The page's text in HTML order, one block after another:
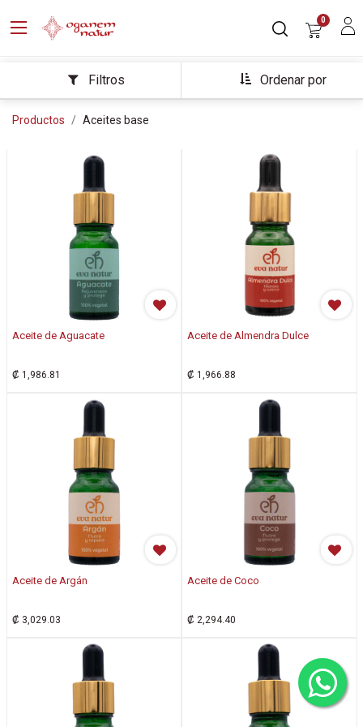
0
Ordenar por
Filtros
Productos Aceites base
Aceite de Aguacate
₡ 1,986.81
Aceite de Almendra Dulce
₡ 1,966.88
Aceite de Argán
₡ 3,029.03
Aceite de Coco
₡ 2,294.40